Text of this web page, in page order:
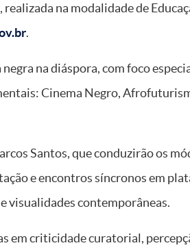
na modalidade de
.
na diáspora, com foco
Cinema Negro,
Santos, que conduzirão os
e encontros síncronos em
visualidades contemporâneas.
em criticidade curatorial,